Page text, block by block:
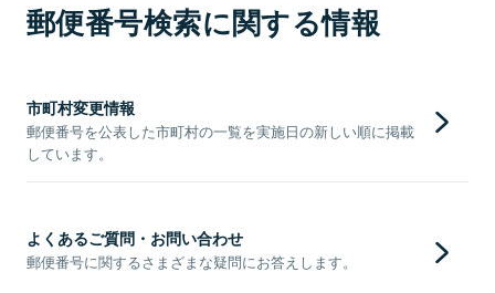
郵便番号検索に関する情報
市町村変更情報
郵便番号を公表した市町村の一覧を実施日の新しい順に掲載
しています。
よくあるご質問・お問い合わせ
郵便番号に関するさまざまな疑問にお答えします。